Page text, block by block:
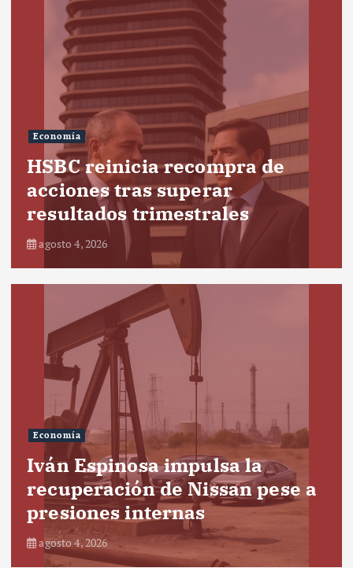
Economía
HSBC reinicia recompra de
acciones tras superar
resultados trimestrales
agosto 4, 2026
Economía
Iván Espinosa impulsa la
recuperación de Nissan pese a
presiones internas
agosto 4, 2026